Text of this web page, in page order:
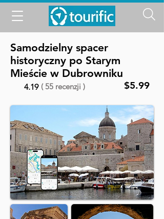
Samodzielny spacer
historyczny po Starym
Mieście w Dubrowniku
4.19 ( 55 recenzji ) $5.99